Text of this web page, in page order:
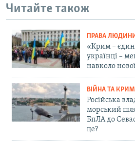
Читайте також
ПРАВА
«Крим –
українці –
навколо
ВІЙНА ТА КРИМ
Російська
морський
БпЛА до
це?